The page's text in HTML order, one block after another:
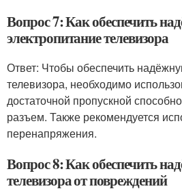
Вопрос 7: Как обеспечить
электропитание телевизора
Ответ: Чтобы обеспечить
телевизора, необходимо
достаточной пропускной
разъем. Также рекомендуется
перенапряжения.
Вопрос 8: Как обеспечить
телевизора от повреждений